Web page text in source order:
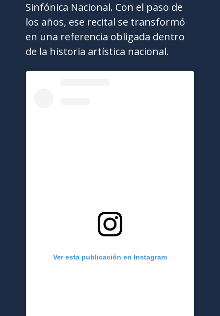
Sinfónica Nacional. Con el paso de
los años, ese recital se transformó
en una referencia obligada dentro
de la historia artística nacional.
Ver esta publicación en Instagram